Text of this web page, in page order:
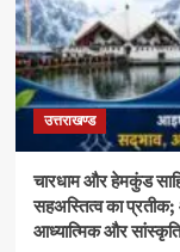
उत्तराखण्ड
चारधाम और हेमकुंड
सहअस्तित्व का
आध्यात्मिक और